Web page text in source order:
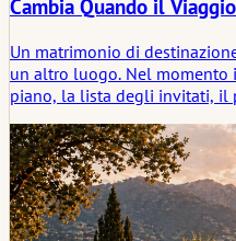
Cambia Quando il
Un matrimonio di
un altro luogo. Nel
piano, la lista degli invitati, il
cambiare. Questo articolo
matrimonio di destinazione
viaggio trasforma un
prima che la cerimonia abbia